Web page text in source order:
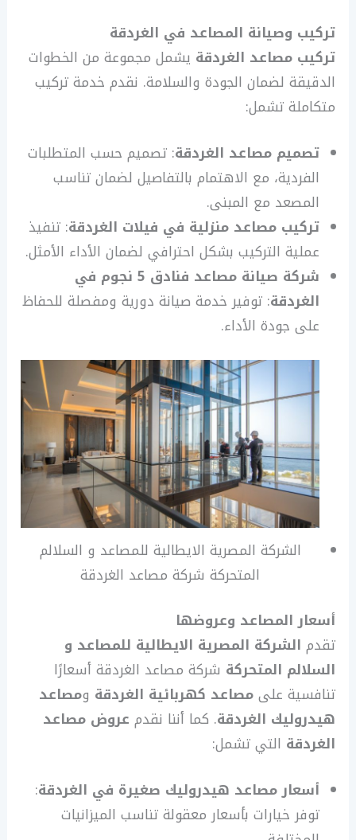
تركيب وصيانة المصاعد في الغردقة
تركيب مصاعد الغردقة يشمل مجموعة من الخطوات
الدقيقة لضمان الجودة والسلامة. نقدم خدمة تركيب
متكاملة تشمل:
تصميم مصاعد الغردقة: تصميم حسب المتطلبات
الفردية، مع الاهتمام بالتفاصيل لضمان تناسب
المصعد مع المبنى.
تركيب مصاعد منزلية في فيلات الغردقة: تنفيذ
عملية التركيب بشكل احترافي لضمان الأداء الأمثل.
شركة صيانة مصاعد فنادق 5 نجوم في
الغردقة: توفير خدمة صيانة دورية ومفصلة للحفاظ
على جودة الأداء.
الشركة المصرية الايطالية للمصاعد و السلالم
المتحركة شركة مصاعد الغردقة
أسعار المصاعد وعروضها
تقدم الشركة المصرية الايطالية للمصاعد و
السلالم المتحركة شركة مصاعد الغردقة أسعارًا
تنافسية علىمصاعد كهربائية الغردقة ومصاعد
هيدروليك الغردقة. كما أننا نقدم عروض مصاعد
الغردقة التي تشمل:
أسعار مصاعد هيدروليك صغيرة في الغردقة:
توفر خيارات بأسعار معقولة تناسب الميزانيات